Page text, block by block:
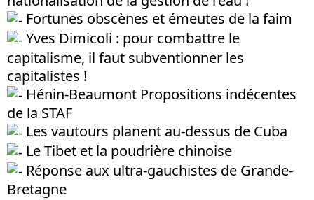
Fortunes obscènes et émeutes de la faim
Yves Dimicoli : pour combattre le
capitalisme, il faut subventionner les
capitalistes !
Hénin-Beaumont Propositions indécentes
de la STAF
Les vautours planent au-dessus de Cuba
Le Tibet et la poudrière chinoise
Réponse aux ultra-gauchistes de Grande-
Bretagne